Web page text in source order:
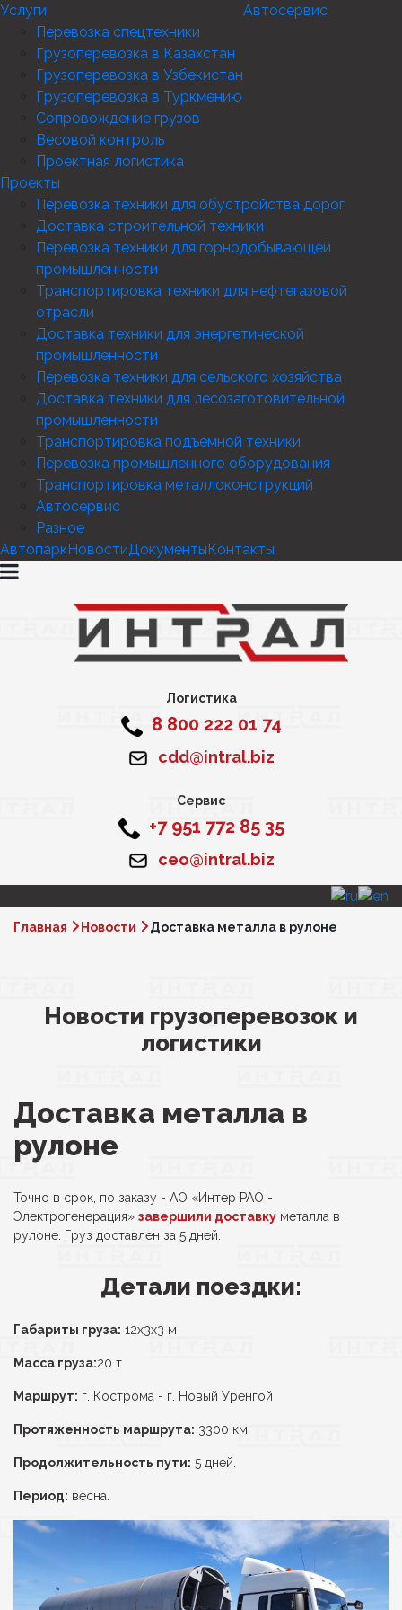
Услуги
Перевозка спецтехники
Грузоперевозка в Казахстан
Грузоперевозка в Узбекистан
Грузоперевозка в Туркмению
Сопровождение грузов
Весовой контроль
Проектная логистика
Автосервис
Проекты
Перевозка техники для обустройства дорог
Доставка строительной техники
Перевозка техники для горнодобывающей
промышленности
Транспортировка техники для нефтегазовой
отрасли
Доставка техники для энергетической
промышленности
Перевозка техники для сельского хозяйства
Доставка техники для лесозаготовительной
промышленности
Транспортировка подъемной техники
Перевозка промышленного оборудования
Транспортировка металлоконструкций
Автосервис
Разное
АвтопаркНовостиДокументыКонтакты
Логистика
8 800 222 01 74
cdd@intral.biz
Сервис
+7 951 772 85 35
ceo@intral.biz
Главная Новости Доставка металла в рулоне
Новости грузоперевозок и
логистики
Доставка металла в
рулоне
Точно в срок, по заказу - АО «Интер РАО -
Электрогенерация» завершили доставку металла в
рулоне. Груз доставлен за 5 дней.
Детали поездки:
Габариты груза: 12х3х3 м
Масса груза:20 т
Маршрут: г. Кострома - г. Новый Уренгой
Протяженность маршрута: 3300 км
Продолжительность пути: 5 дней.
Период: весна.